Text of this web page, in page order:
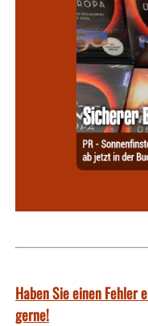
Haben Sie einen Fehler
gerne!